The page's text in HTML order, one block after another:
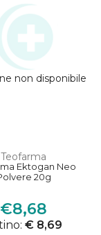
non disponibile
Teofarma
Ektogan Neo
20g
€8,68
€ 8,69